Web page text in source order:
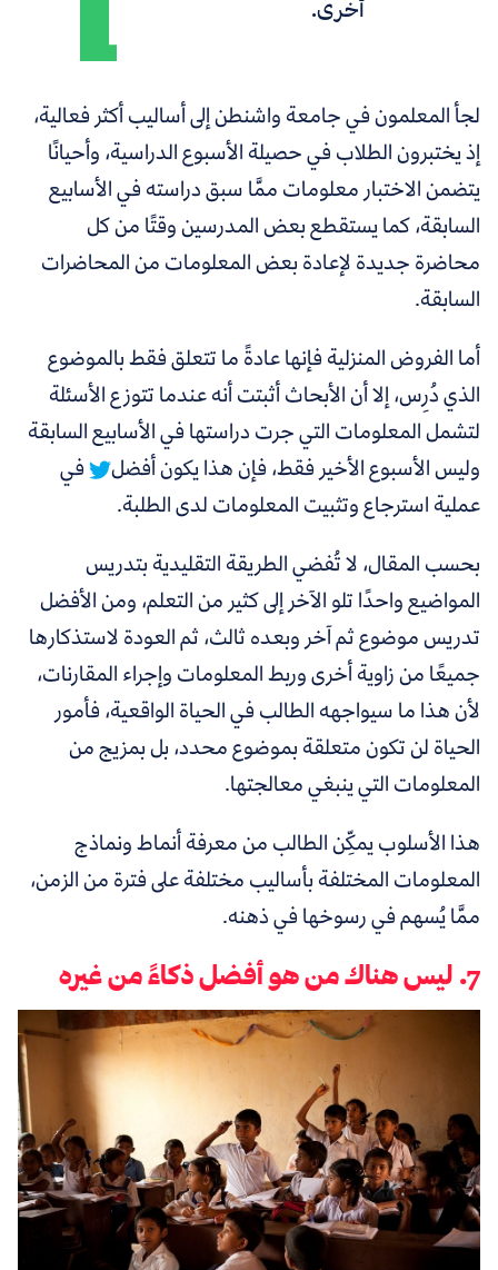
أخرى.
لجأ المعلمون في جامعة واشنطن إلى أساليب أكثر فعالية،
إذ يختبرون الطلاب في حصيلة الأسبوع الدراسية، وأحيانًا
يتضمن الاختبار معلومات ممَّا سبق دراسته في الأسابيع
السابقة، كما يستقطع بعض المدرسين وقتًا من كل
محاضرة جديدة لإعادة بعض المعلومات من المحاضرات
السابقة.
أما الفروض المنزلية فإنها عادةً ما تتعلق فقط بالموضوع
الذي دُرِس، إلا أن الأبحاث أثبتت أنهعندما تتوزع الأسئلة
لتشمل المعلومات التي جرت دراستها في الأسابيع السابقة
وليس الأسبوع الأخير فقط، فإن هذا يكون أفضل
في
عملية استرجاع وتثبيت المعلومات لدى الطلبة.
بحسب المقال، لا تُفضي الطريقة التقليدية بتدريس
المواضيع واحدًا تلو الآخر إلى كثير من التعلم، ومن الأفضل
تدريس موضوع ثم آخر وبعده ثالث، ثم العودة لاستذكارها
جميعًا من زاوية أخرى وربط المعلومات وإجراء المقارنات،
لأن هذا ما سيواجهه الطالب في الحياة الواقعية، فأمور
الحياة لن تكون متعلقة بموضوع محدد، بل بمزيج من
المعلومات التي ينبغي معالجتها.
هذا الأسلوب يمكِّن الطالب من معرفة أنماط ونماذج
المعلومات المختلفة بأساليب مختلفة على فترة من الزمن،
ممَّا يُسهم في رسوخها في ذهنه.
7. ليس هناك من هو أفضل ذكاءً من غيره